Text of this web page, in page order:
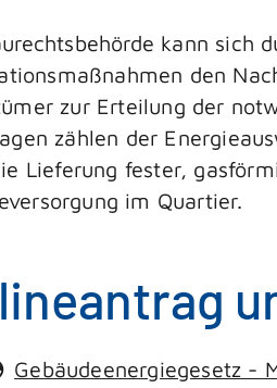
kann sich
den
zur Erteilung der
zählen der
Lieferung fester,
im Quartier.
Gebäudeenergiegesetz -